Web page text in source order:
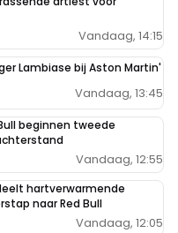
Vandaag, 14:15
Lambiase bij Aston Martin'
Vandaag, 13:45
beginnen tweede
Vandaag, 12:55
hartverwarmende
naar Red Bull
Vandaag, 12:05